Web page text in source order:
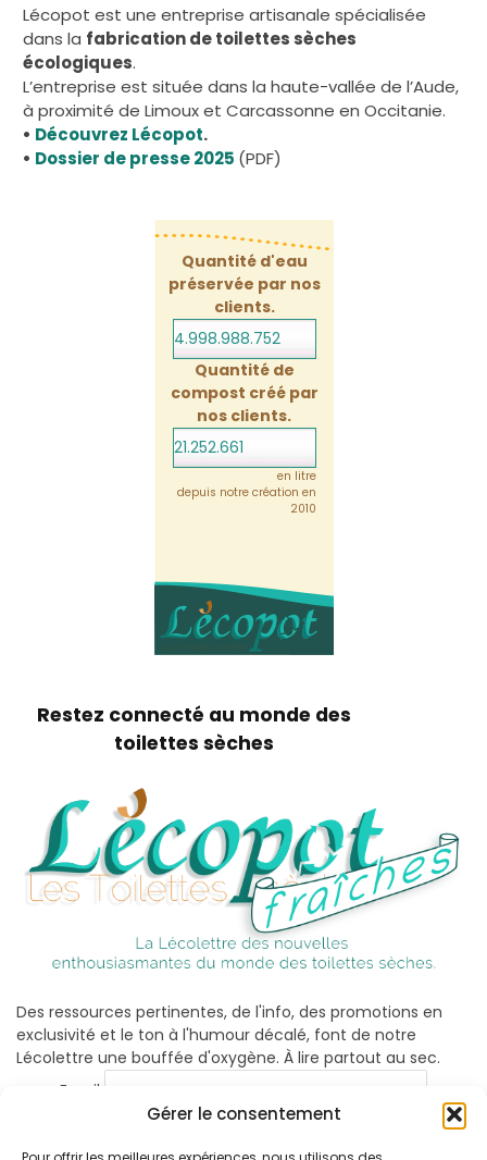
Gérer le consentement
Lécopot est une entreprise artisanale spécialisée
dans la fabrication de toilettes sèches
écologiques.
L’entreprise est située dans la haute-vallée de l’Aude,
à proximité de Limoux et Carcassonne en Occitanie.
• Découvrez Lécopot.
• Dossier de presse 2025 (PDF)
Quantité d'eau
préservée par nos
clients.
4.998.988.773
Quantité de
compost créé par
nos clients.
21.252.661
en litre
depuis notre création en
2010
Restez connecté au monde des
toilettes sèches
Des ressources pertinentes, de l'info, des promotions en
exclusivité et le ton à l'humour décalé, font de notre
Lécolettre une bouffée d'oxygène. À lire partout au sec.
Email